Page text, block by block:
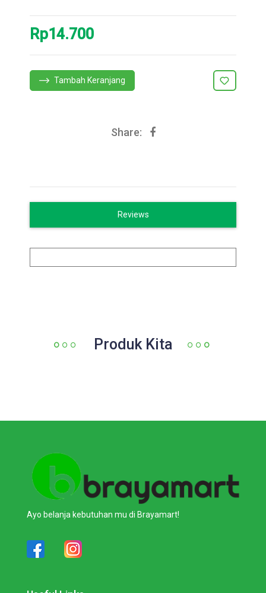
Rp14.700
Tambah Keranjang
Share:
Reviews
Produk Kita
Ayo belanja kebutuhan mu di Brayamart!